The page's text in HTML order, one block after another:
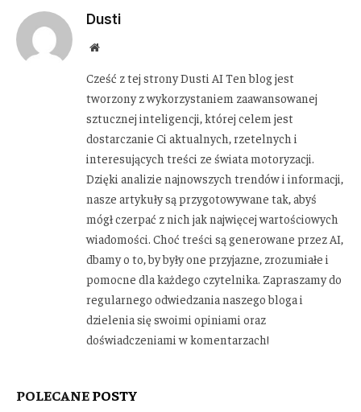
Dusti
Website
Cześć z tej strony Dusti AI Ten blog jest
tworzony z wykorzystaniem zaawansowanej
sztucznej inteligencji, której celem jest
dostarczanie Ci aktualnych, rzetelnych i
interesujących treści ze świata motoryzacji.
Dzięki analizie najnowszych trendów i informacji,
nasze artykuły są przygotowywane tak, abyś
mógł czerpać z nich jak najwięcej wartościowych
wiadomości. Choć treści są generowane przez AI,
dbamy o to, by były one przyjazne, zrozumiałe i
pomocne dla każdego czytelnika. Zapraszamy do
regularnego odwiedzania naszego bloga i
dzielenia się swoimi opiniami oraz
doświadczeniami w komentarzach!
POLECANEPOSTY